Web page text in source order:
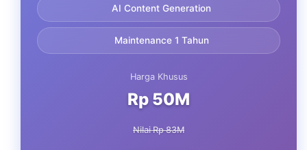
AI Content Generation
Maintenance 1 Tahun
Harga Khusus
Rp 50M
Nilai Rp 83M